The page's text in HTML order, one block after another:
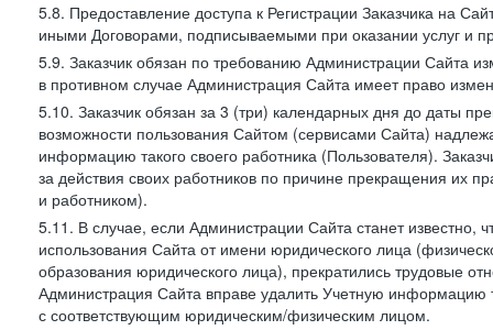
5.8. Предоставление доступа к Регистрации Заказчика на
иными Договорами, подписываемыми при оказании услуг и
5.9. Заказчик обязан по требованию Администрации Сайта
в противном случае Администрация Сайта имеет право
5.10. Заказчик обязан за 3 (три) календарных дня до даты
возможности пользования Сайтом (сервисами Сайта)
информацию такого своего работника (Пользователя).
за действия своих работников по причине прекращения их
и работником).
5.11. В случае, если Администрации Сайта станет
использования Сайта от имени юридического лица
образования юридического лица), прекратились трудовые
Администрация Сайта вправе удалить Учетную информацию
с соответствующим юридическим/физическим лицом.